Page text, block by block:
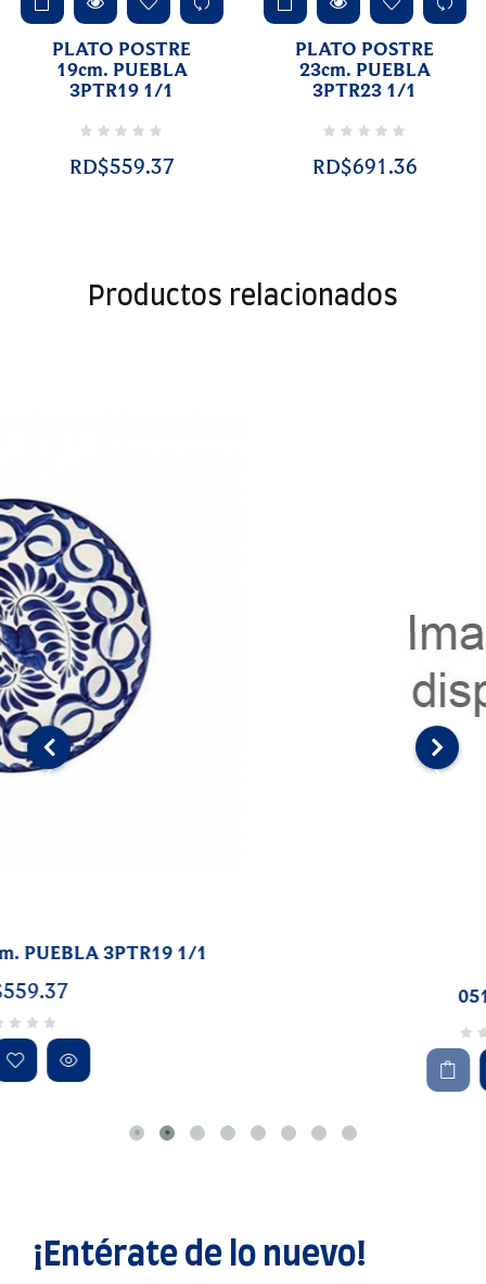
PLATO POSTRE
19cm. PUEBLA
3PTR19 1/1
RD$559.37
PLATO POSTRE
23cm. PUEBLA
3PTR23 1/1
RD$691.36
Productos relacionados
‹ ›
¡Entérate de lo nuevo!